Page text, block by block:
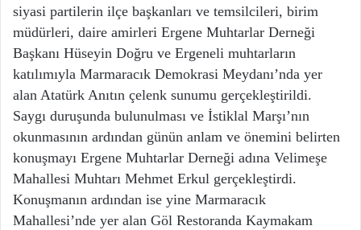
siyasi partilerin ilçe başkanları ve temsilcileri, birim
müdürleri, daire amirleri Ergene Muhtarlar Derneği
Başkanı Hüseyin Doğru ve Ergeneli muhtarların
katılımıyla Marmaracık Demokrasi Meydanı’nda yer
alan Atatürk Anıtın çelenk sunumu gerçekleştirildi.
Saygı duruşunda bulunulması ve İstiklal Marşı’nın
okunmasının ardından günün anlam ve önemini belirten
konuşmayı Ergene Muhtarlar Derneği adına Velimeşe
Mahallesi Muhtarı Mehmet Erkul gerçekleştirdi.
Konuşmanın ardından ise yine Marmaracık
Mahallesi’nde yer alan Göl Restoranda Kaymakam